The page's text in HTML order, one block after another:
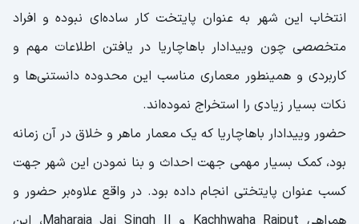
انتخاب این شهر به عنوان پایتخت کار ساده‌ای نبوده و افراد
متخصصی چون وییدادار باهاچاریا در یافتن اطلاعات مهم و
کاربردی و همینطور معماری مناسب این محدوده دانستنی‌ها و
نکات بسیار زیادی را استخراج نموده‌اند.
حضور وییدادار باهاچاریا که یک معمار ماهر و خلاق در آن زمانه
بود، کمک بسیار مهمی جهت احداث و بنا نمودن این شهر جهت
کسب عنوان پایتختی انجام داده بود. در واقع علاوه‌بر حضور و